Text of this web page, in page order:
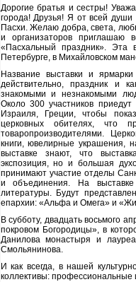
Дорогие братья и сестры!
города! Друзья! Я от всей
Пасхи. Желаю добра, света,
и организаторов приглашаю
«Пасхальный праздник». Эта
Петербурге, в Михайловском
Название выставки и
действительно, праздник и
знакомыми и незнакомыми
Около 300 участников
Израиля, Греции, чтобы
церковных обителях, что
товаропроизводителями.
книги, ювелирные украшения,
выставке знают, что
экспозиция, но и большая
принимают участие отделы
и объединения. На выставке
литературы. Будут
епархии: «Альфа и Омега» и
В субботу, двадцать восьмого
покровом Богородицы», в
Данилова монастыря и
Смольянинова.
И как всегда, в нашей
коллективы: профессиональные